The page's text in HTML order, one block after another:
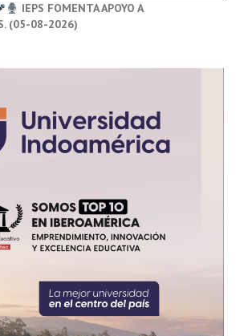
IEPS FOMENTA APOYO A
(05-08-2026)